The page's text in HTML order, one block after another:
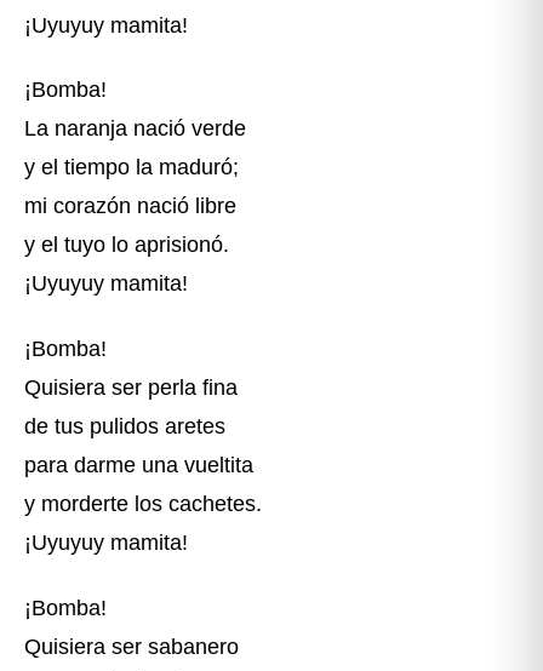
¡Uyuyuy mamita!
¡Bomba!
La naranja nació verde
y el tiempo la maduró;
mi corazón nació libre
y el tuyo lo aprisionó.
¡Uyuyuy mamita!
¡Bomba!
Quisiera ser perla fina
de tus pulidos aretes
para darme una vueltita
y morderte los cachetes.
¡Uyuyuy mamita!
¡Bomba!
Quisiera ser sabanero